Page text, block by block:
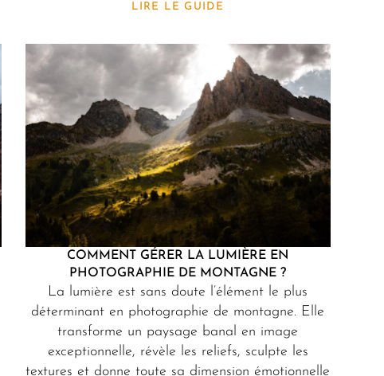
LIRE LE GUIDE
COMMENT GÉRER LA LUMIÈRE EN
PHOTOGRAPHIE DE MONTAGNE ?
La lumière est sans doute l’élément le plus
déterminant en photographie de montagne. Elle
transforme un paysage banal en image
exceptionnelle, révèle les reliefs, sculpte les
textures et donne toute sa dimension émotionnelle